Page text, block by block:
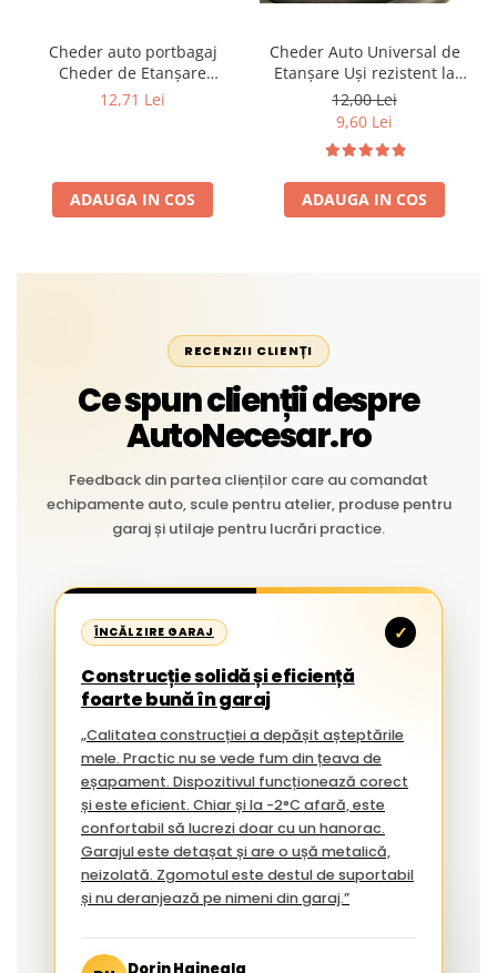
Cheder auto portbagaj
Cheder de Etanșare
Profesional din Cauciuc -
Liniar
12,71 Lei
ADAUGA IN COS
Cheder Auto Universal de
Etanșare Uși rezistent la
intemperii, raze UV,
îmbătrânire și temperaturi
12,00 Lei
9,60 Lei
ADAUGA IN COS
RECENZII CLIENȚI
Ce spun clienții despre
AutoNecesar.ro
Feedback din partea clienților care au comandat
echipamente auto, scule pentru atelier, produse pentru
garaj și utilaje pentru lucrări practice.
ÎNCĂLZIRE GARAJ ✓
Construcție solidă și eficiență
foarte bună în garaj
„Calitatea construcției a depășit așteptările
mele. Practic nu se vede fum din țeava de
eșapament. Dispozitivul funcționează corect
și este eficient. Chiar și la -2°C afară, este
confortabil să lucrezi doar cu un hanorac.
Garajul este detașat și are o ușă metalică,
neizolată. Zgomotul este destul de suportabil
și nu deranjează pe nimeni din garaj.”